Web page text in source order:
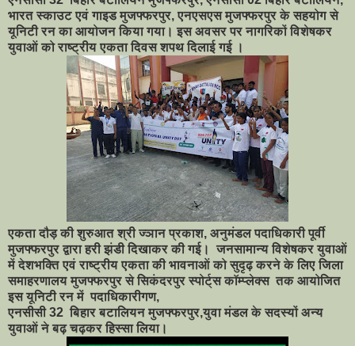
भारत स्काउट एवं गाइड मुजफ्फरपुर, एनएसएस मुजफ्फरपुर के सहयोग से
यूनिटी रन का आयोजन किया गया। इस अवसर पर नागरिकों विशेषकर
युवाओं को राष्ट्रीय एकता दिवस शपथ दिलाई गई ।
एकता दौड़ की शुरुआत श्री ज्ञान प्रकाश, अनुमंडल पदाधिकारी पूर्वी
मुजफ्फरपुर द्वारा हरी झंडी दिखाकर की गई। जनसामान्य विशेषकर युवाओं
में देशभक्ति एवं राष्ट्रीय एकता की भावनाओं को सुदृढ़ करने के लिए जिला
समाहरणालय मुजफ्फरपुर से सिकंदरपुर स्पोर्ट्स कॉम्प्लेक्स तक आयोजित
इस यूनिटी रन में पदाधिकारीगण,
एनसीसी 32 बिहार बटालियन मुजफ्फरपुर,युवा मंडल के सदस्यों अन्य
युवाओं ने बढ़ चढ़कर हिस्सा लिया।